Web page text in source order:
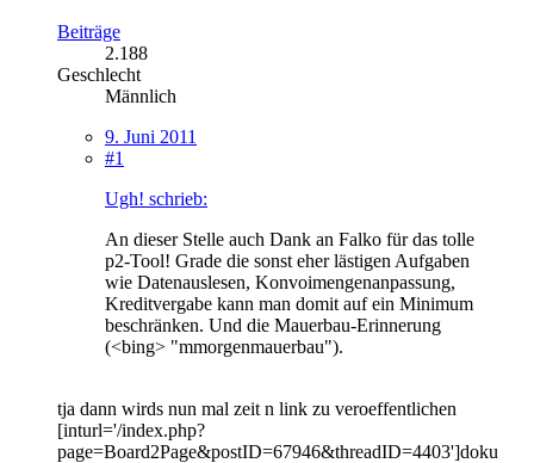
Beiträge
2.188
Geschlecht
Männlich
9. Juni 2011
#1
Ugh! schrieb:
An dieser Stelle auch Dank an Falko für das tolle
p2-Tool! Grade die sonst eher lästigen Aufgaben
wie Datenauslesen, Konvoimengenanpassung,
Kreditvergabe kann man domit auf ein Minimum
beschränken. Und die Mauerbau-Erinnerung
(<bing> "mmorgenmauerbau").
tja dann wirds nun mal zeit n link zu veroeffentlichen
[inturl='/index.php?
page=Board2Page&postID=67946&threadID=4403']doku